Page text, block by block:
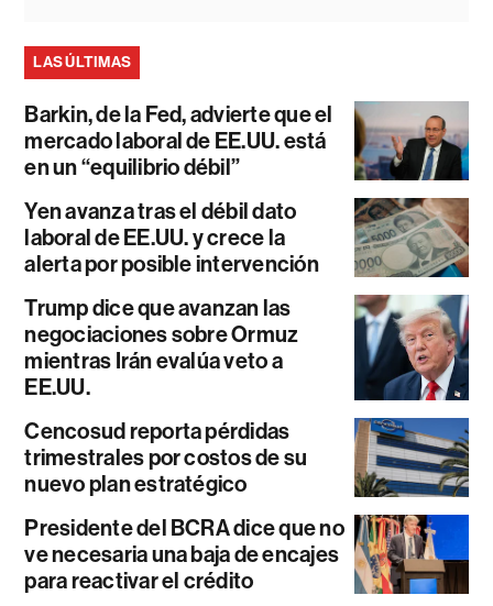
LAS ÚLTIMAS
Barkin, de la Fed, advierte que el
mercado laboral de EE.UU. está
en un “equilibrio débil”
Yen avanza tras el débil dato
laboral de EE.UU. y crece la
alerta por posible intervención
Trump dice que avanzan las
negociaciones sobre Ormuz
mientras Irán evalúa veto a
EE.UU.
Cencosud reporta pérdidas
trimestrales por costos de su
nuevo plan estratégico
Presidente del BCRA dice que no
ve necesaria una baja de encajes
para reactivar el crédito